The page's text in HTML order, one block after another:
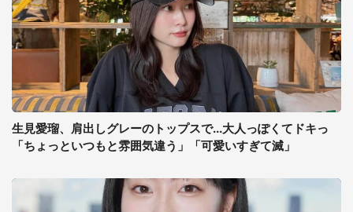
生見愛瑠、肩出しグレーのトップスで...大人っぽくてドキっ
「ちょっといつもと雰囲気違う」「可愛いすぎて滅」